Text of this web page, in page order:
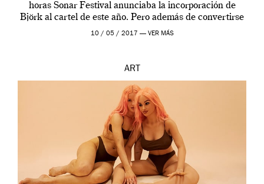
horas Sonar Festival anunciaba la incorporación de
Björk al cartel de este año. Pero además de convertirse
en una de las actuaciones más relevantes […]
10 / 05 / 2017 — VER MÁS
ART